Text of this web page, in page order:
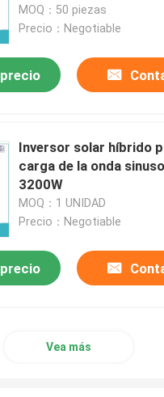
híbrido
pura del estado de
MOQ：50 piezas
Precio：Negotiable
Inversor solar híbrido
carga de la onda
3200W
MOQ：1 UNIDAD
Precio：Negotiable
Vea más